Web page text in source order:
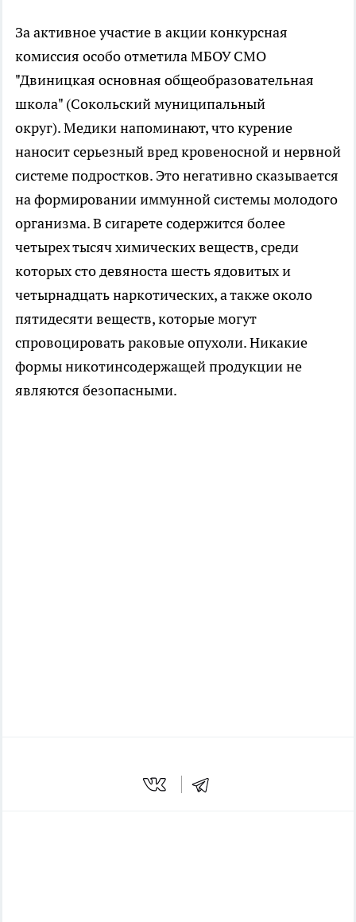
За активное участие в акции конкурсная
комиссия особо отметила МБОУ СМО
"Двиницкая основная общеобразовательная
школа" (Сокольский муниципальный
округ). Медики напоминают, что курение
наносит серьезный вред кровеносной и нервной
системе подростков. Это негативно сказывается
на формировании иммунной системы молодого
организма. В сигарете содержится более
четырех тысяч химических веществ, среди
которых сто девяноста шесть ядовитых и
четырнадцать наркотических, а также около
пятидесяти веществ, которые могут
спровоцировать раковые опухоли. Никакие
формы никотинсодержащей продукции не
являются безопасными.